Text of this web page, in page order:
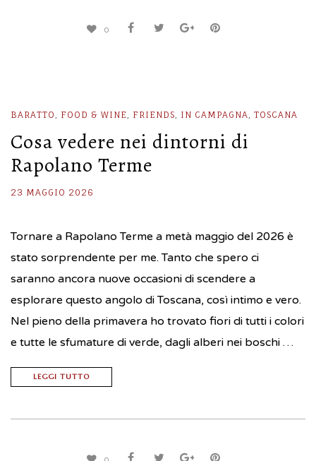
0
BARATTO , FOOD & WINE , FRIENDS, IN CAMPAGNA, TOSCANA
Cosa vedere nei dintorni di
Rapolano Terme
23 MAGGIO 2026
Tornare a Rapolano Terme a metà maggio del 2026 è
stato sorprendente per me. Tanto che spero ci
saranno ancora nuove occasioni di scendere a
esplorare questo angolo di Toscana, così intimo e vero.
Nel pieno della primavera ho trovato fiori di tutti i colori
e tutte le sfumature di verde, dagli alberi nei boschi …
LEGGI TUTTO